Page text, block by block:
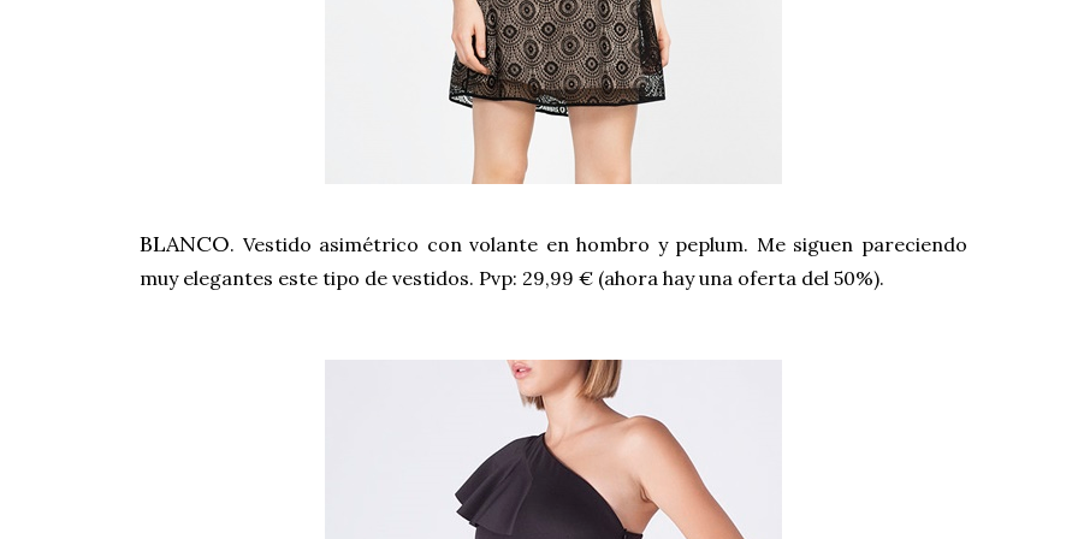
BLANCO. Vestido asimétrico con volante en hombro y peplum. Me siguen pareciendo
muy elegantes este tipo de vestidos. Pvp: 29,99 € (ahora hay una oferta del 50%).